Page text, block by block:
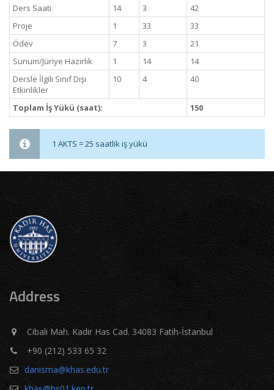
Ders Saati
14 3
42
Proje
1 33
33
Ödev
7 3
21
Sunum/Jüriye Hazırlık
1 14
14
Dersle İlgili Sınıf Dışı
Etkinlikler
10 4 40
Toplam İş Yükü (saat): 150
1 AKTS = 25 saatlik iş yükü
Address
Cibali Mah. Kadir Has Cad. 34083 Fatih-İstanbul
+90 (212) 533 65 32
danisma@khas.edu.tr